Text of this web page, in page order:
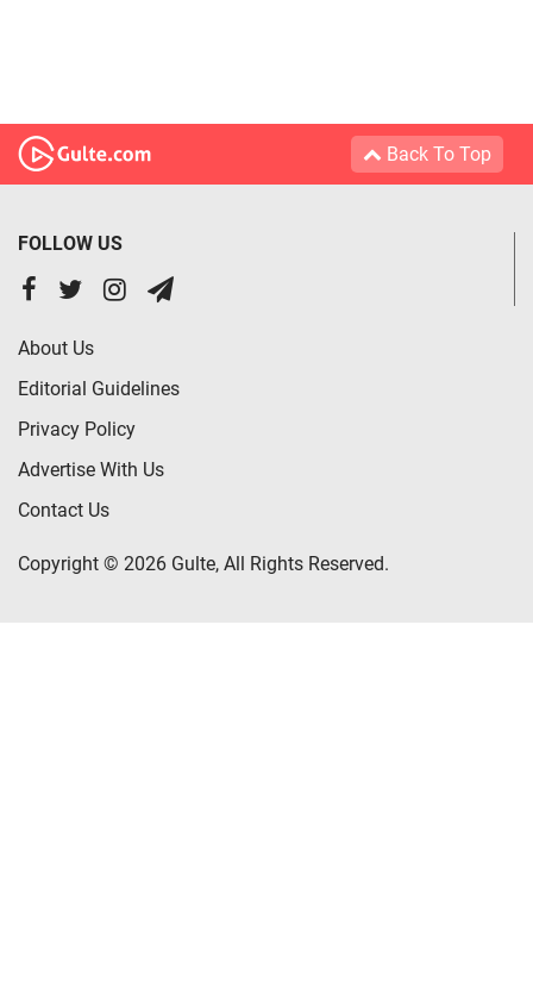
Back To Top
FOLLOW US
About Us
Editorial Guidelines
Privacy Policy
Advertise With Us
Contact Us
Copyright © 2026 Gulte, All Rights Reserved.